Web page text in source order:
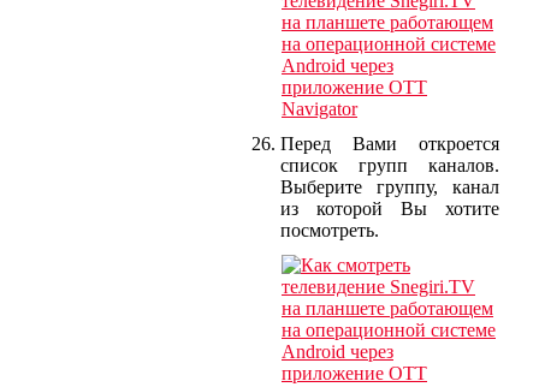
Перед Вами откроется
список групп каналов.
Выберите группу, канал
из которой Вы хотите
посмотреть.